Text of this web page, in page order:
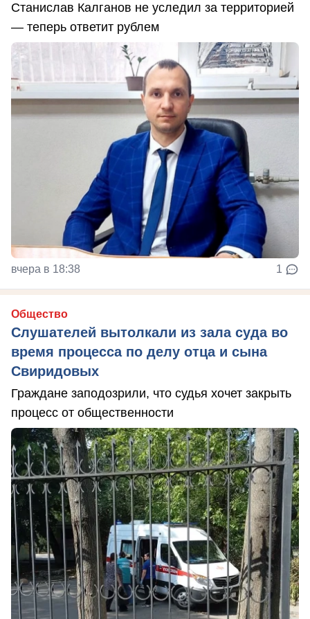
Станислав Калганов не уследил за территорией
— теперь ответит рублем
вчера в 18:38 1
Общество
Слушателей вытолкали из зала суда во
время процесса по делу отца и сына
Свиридовых
Граждане заподозрили, что судья хочет закрыть
процесс от общественности